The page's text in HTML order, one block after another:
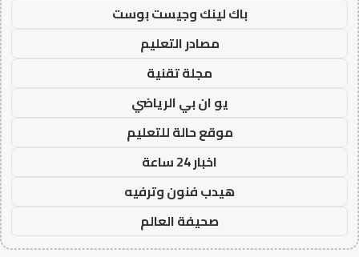
باك لينك وجيست بوست
مصادر التعليم
مجلة تقنية
يو ان بي الرياضي
موقع حالة للتعليم
اخبار 24 ساعة
هيدب فنون وترفيه
صحيفة العالم